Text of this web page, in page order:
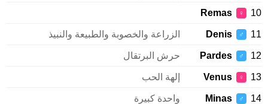
♀
Remas
♂
Denis الزراعة والخصوبة والطبيعة والنبيذ
♂
Pardes حرش البرتقال
♀
Venus إلهة الحب
♂
Minas واحدة كبيرة